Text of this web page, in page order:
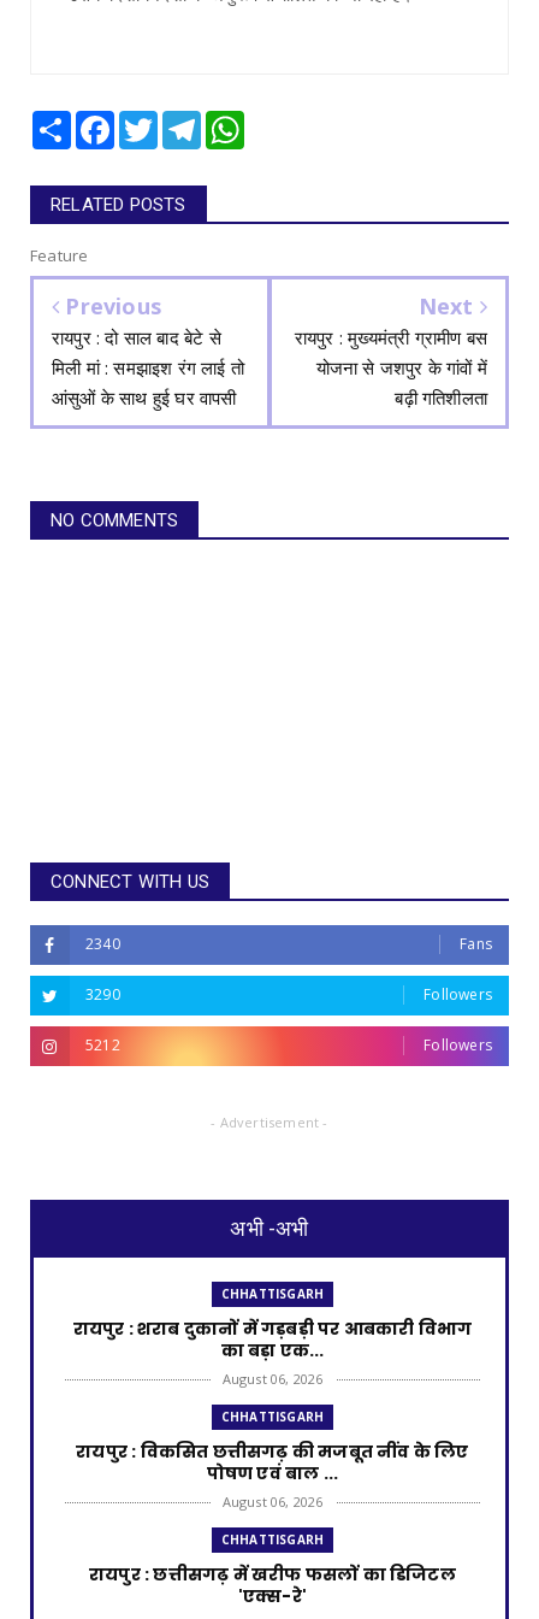
Share Facebook
TwitterTelegram
RELATED POSTS
Feature
Previous
रायपुर : दो साल बाद बेटे से
मिली मां : समझाइश रंग लाई तो
आंसुओं के साथ हुई घर वापसी
Next
रायपुर : मुख्यमंत्री ग्रामीण बस
योजना से जशपुर के गांवों में
बढ़ी गतिशीलता
NO COMMENTS
CONNECT WITH US
2340 Fans
3290 Followers
5212 Followers
- Advertisement -
अभी -अभी
CHHATTISGARH
रायपुर : शराब दुकानों में गड़बड़ी पर आबकारी विभाग
का बड़ा एक...
August 06, 2026
CHHATTISGARH
रायपुर : विकसित छत्तीसगढ़ की मजबूत नींव के लिए
पोषण एवं बाल ...
August 06, 2026
CHHATTISGARH
​रायपुर : ​छत्तीसगढ़ में खरीफ फसलों का डिजिटल
'एक्स-रे'